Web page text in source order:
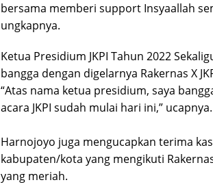
bersama memberi support Insyaallah
ungkapnya.
Ketua Presidium JKPI Tahun 2022
bangga dengan digelarnya Rakernas X
“Atas nama ketua presidium, saya
acara JKPI sudah mulai hari ini,” ucapnya.
Harnojoyo juga mengucapkan terima
kabupaten/kota yang mengikuti
yang meriah.